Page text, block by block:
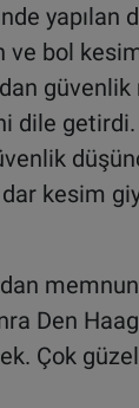
yapılan
ve bol
güvenlik
getirdi.
dar kesim
Den
Çok